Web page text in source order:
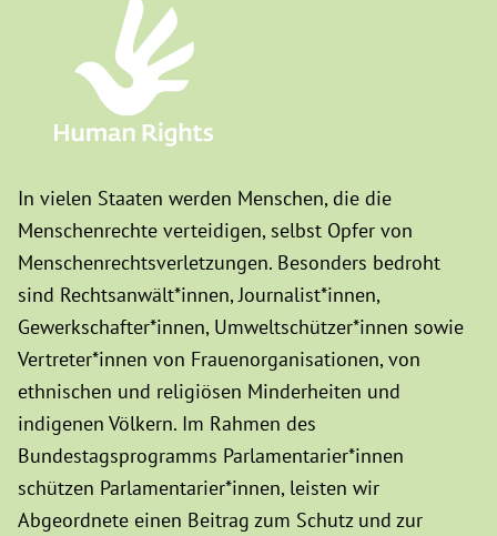
In vielen Staaten werden Menschen, die die
Menschenrechte verteidigen, selbst Opfer von
Menschenrechtsverletzungen. Besonders bedroht
sind Rechtsanwält*innen, Journalist*innen,
Gewerkschafter*innen, Umweltschützer*innen sowie
Vertreter*innen von Frauenorganisationen, von
ethnischen und religiösen Minderheiten und
indigenen Völkern. Im Rahmen des
Bundestagsprogramms Parlamentarier*innen
schützen Parlamentarier*innen, leisten wir
Abgeordnete einen Beitrag zum Schutz und zur